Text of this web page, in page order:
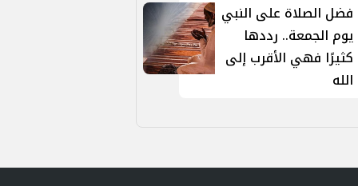
فضل الصلاة على النبي
يوم الجمعة.. رددها
كثيرًا فهي الأقرب إلى
الله